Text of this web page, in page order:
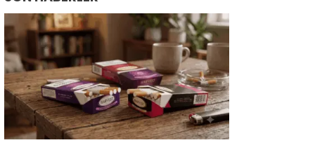
Samsun
Şanlıurfa
Siirt
Sinop
Şırnak
Sivas